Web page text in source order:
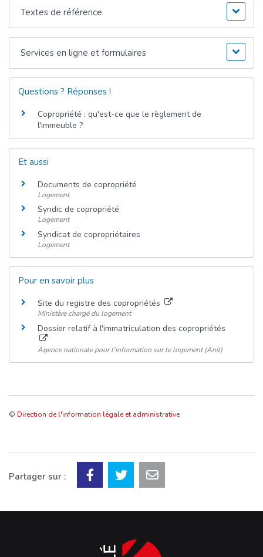
Textes de référence
Services en ligne et formulaires
Questions ? Réponses !
Copropriété : qu'est-ce que le règlement de
l'immeuble ?
Et aussi
Documents de copropriété
Logement
Syndic de copropriété
Logement
Syndicat de copropriétaires
Logement
Pour en savoir plus
Site du registre des copropriétés
Ministère chargé du logement
Dossier relatif à l'immatriculation des copropriétés
Agence nationale pour l'information sur le logement (Anil)
© Direction de l'information légale et administrative
Partager sur :